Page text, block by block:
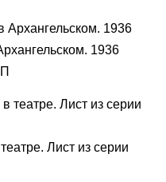
1936
Лист из серии